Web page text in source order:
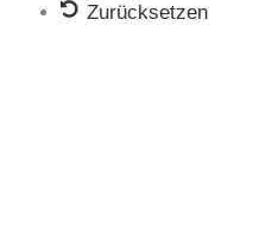
Zurücksetzen